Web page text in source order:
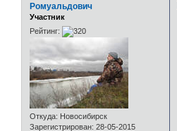
Ромуальдович
Участник
Рейтинг:
Откуда: Новосибирск
Зарегистрирован: 28-05-2015